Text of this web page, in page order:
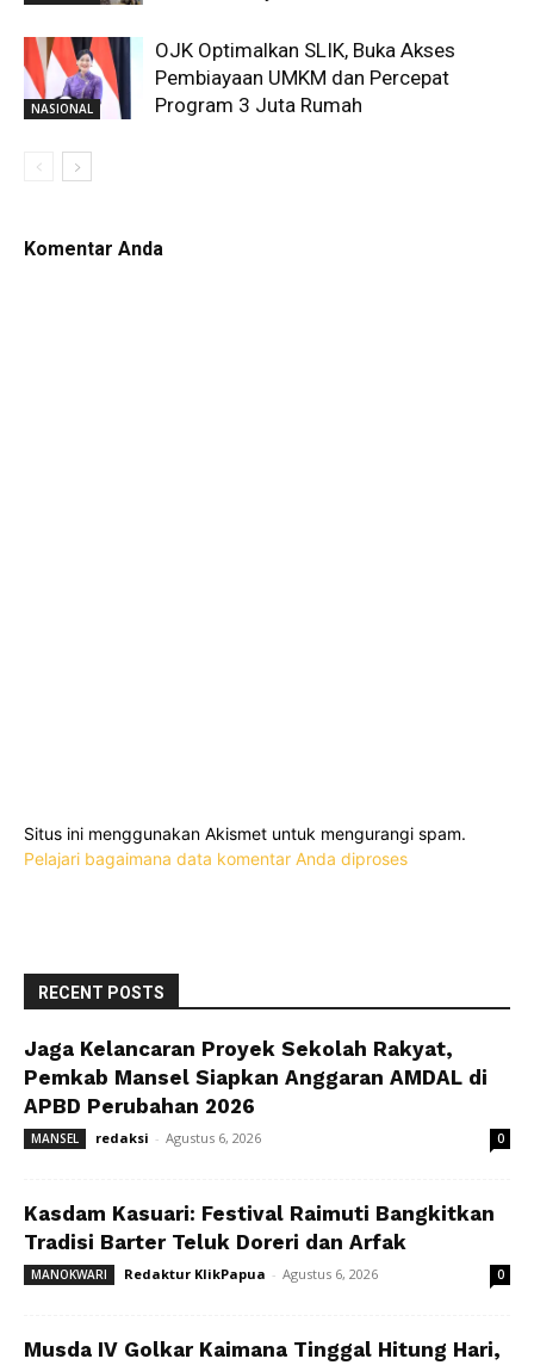
NASIONAL
OJK Optimalkan SLIK, Buka Akses
Pembiayaan UMKM dan Percepat
Program 3 Juta Rumah
Komentar Anda
Situs ini menggunakan Akismet untuk mengurangi spam.
Pelajari bagaimana data komentar Anda diproses
RECENT POSTS
Jaga Kelancaran Proyek Sekolah Rakyat,
Pemkab Mansel Siapkan Anggaran AMDAL di
APBD Perubahan 2026
MANSEL redaksi - Agustus 6, 2026 0
Kasdam Kasuari: Festival Raimuti Bangkitkan
Tradisi Barter Teluk Doreri dan Arfak
MANOKWARI Redaktur KlikPapua - Agustus 6, 2026 0
Musda IV Golkar Kaimana Tinggal Hitung Hari,